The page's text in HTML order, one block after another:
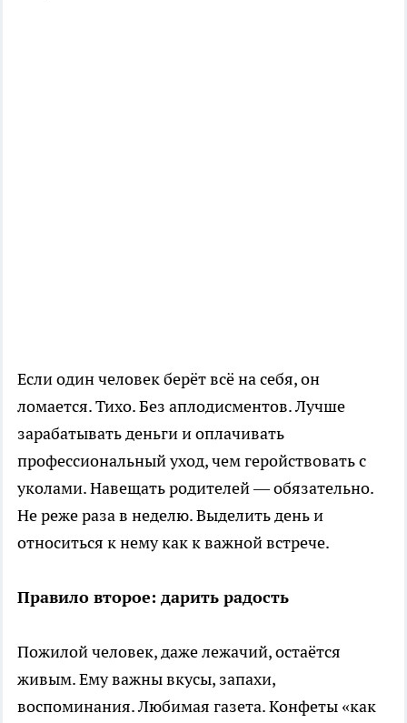
Если один человек берёт всё на себя, он
ломается. Тихо. Без аплодисментов. Лучше
зарабатывать деньги и оплачивать
профессиональный уход, чем геройствовать с
уколами. Навещать родителей — обязательно.
Не реже раза в неделю. Выделить день и
относиться к нему как к важной встрече.
Правило второе: дарить радость
Пожилой человек, даже лежачий, остаётся
живым. Ему важны вкусы, запахи,
воспоминания. Любимая газета. Конфеты «как